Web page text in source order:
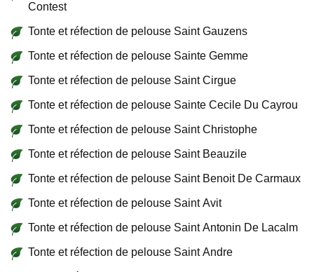
Contest
Tonte et réfection de pelouse Saint Gauzens
Tonte et réfection de pelouse Sainte Gemme
Tonte et réfection de pelouse Saint Cirgue
Tonte et réfection de pelouse Sainte Cecile Du Cayrou
Tonte et réfection de pelouse Saint Christophe
Tonte et réfection de pelouse Saint Beauzile
Tonte et réfection de pelouse Saint Benoit De Carmaux
Tonte et réfection de pelouse Saint Avit
Tonte et réfection de pelouse Saint Antonin De Lacalm
Tonte et réfection de pelouse Saint Andre